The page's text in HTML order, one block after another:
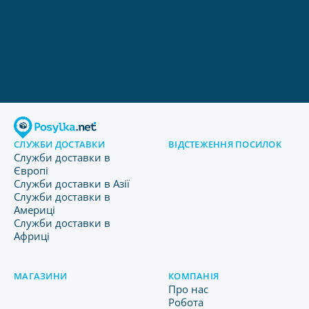
СЛУЖБИ ДОСТАВКИ
Служби доставки в
Європі
Служби доставки в Азії
Служби доставки в
Америці
Служби доставки в
Африці
ВІДСТЕЖЕННЯ ПОСИЛОК
МАГАЗИНИ КОМПАНІЯ
Про нас
Робота